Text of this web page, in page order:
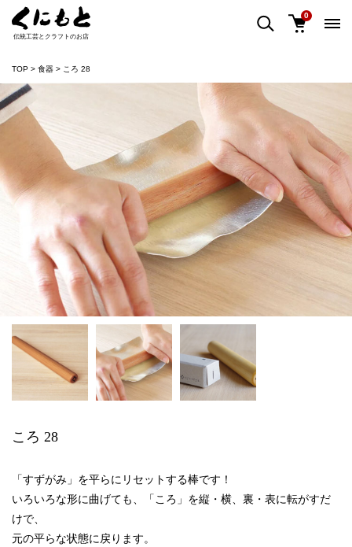
伝統工芸とクラフトのお店
0
TOP 食器 ころ 28
ころ 28
「すずがみ」 を平らにリセットする棒です！
いろいろな形に曲げても、「ころ」を縦・横、裏・表に転がすだ
けで、
元の平らな状態に戻ります。